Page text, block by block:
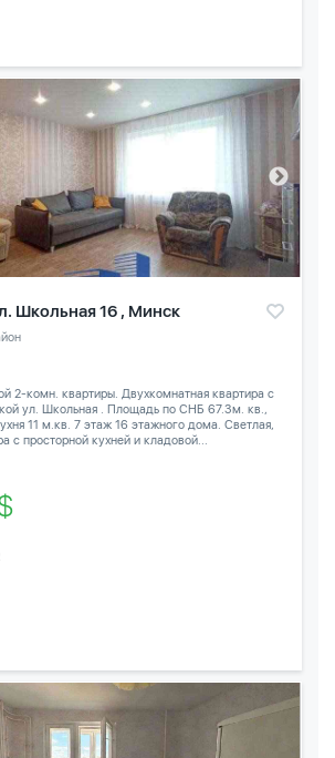
Школьная 16 , Минск
2-комн. квартиры. Двухкомнатная квартира с
ул. Школьная . Площадь по СНБ 67.3м. кв.,
11 м.кв. 7 этаж 16 этажного дома. Светлая,
с просторной кухней и кладовой...